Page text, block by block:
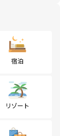
宿泊
リゾート